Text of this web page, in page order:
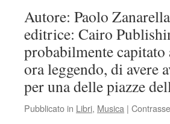
Autore: Paolo
editrice: Cairo
probabilmente
ora leggendo, di avere
per una delle piazze
Pubblicato in Libri, Musica |